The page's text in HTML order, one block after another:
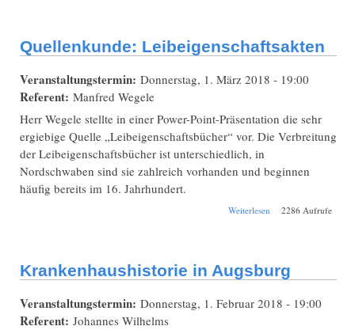
Quellenkunde: Leibeigenschaftsakten
Veranstaltungstermin: Donnerstag, 1. März 2018 - 19:00
Referent: Manfred Wegele
Herr Wegele stellte in einer Power-Point-Präsentation die sehr
ergiebige Quelle „Leibeigenschaftsbücher“ vor. Die Verbreitung
der Leibeigenschaftsbücher ist unterschiedlich, in
Nordschwaben sind sie zahlreich vorhanden und beginnen
häufig bereits im 16. Jahrhundert.
Weiterlesen über Quellenkunde:
2286 Aufrufe
Krankenhaushistorie in Augsburg
Veranstaltungstermin: Donnerstag, 1. Februar 2018 - 19:00
Referent: Johannes Wilhelms